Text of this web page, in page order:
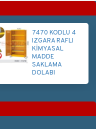
7470 KODLU 4
IZGARA RAFLI
KİMYASAL
MADDE
SAKLAMA
DOLABI